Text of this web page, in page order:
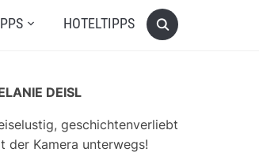
HOTELTIPPS
DEISL
geschichtenverliebt
der Kamera unterwegs!